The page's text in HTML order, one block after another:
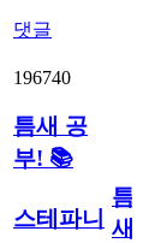
댓글
196740
틈새 공
부! 📚
스테파니
틈
새